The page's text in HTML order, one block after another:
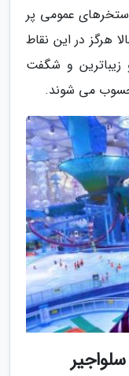
عمومی پر
هرگز در این نقاط
زیباترین و شگفت
می شوند.